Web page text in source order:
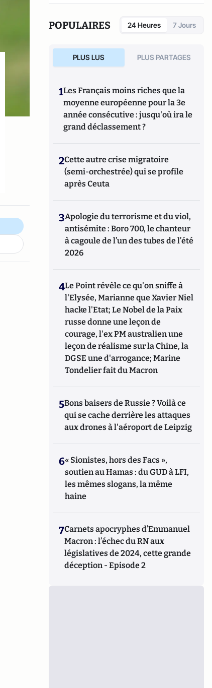
POPULAIRES 24 Heures 7 Jours
PLUS LUS PLUS PARTAGES
1Les Français moins riches que la
moyenne européenne pour la 3e
année consécutive : jusqu'où ira le
grand déclassement ?
2Cette autre crise migratoire
(semi-orchestrée) qui se profile
après Ceuta
3Apologie du terrorisme et du viol,
antisémite : Boro 700, le chanteur
à cagoule de l’un des tubes de l’été
2026
4Le Point révèle ce qu'on sniffe à
l'Elysée, Marianne que Xavier Niel
hacke l'Etat; Le Nobel de la Paix
russe donne une leçon de
courage, l'ex PM australien une
leçon de réalisme sur la Chine, la
DGSE une d'arrogance; Marine
Tondelier fait du Macron
5Bons baisers de Russie ? Voilà ce
qui se cache derrière les attaques
aux drones à l'aéroport de Leipzig
6« Sionistes, hors des Facs »,
soutien au Hamas : du GUD à LFI,
les mêmes slogans, la même
haine
7Carnets apocryphes d’Emmanuel
Macron : l’échec du RN aux
législatives de 2024, cette grande
déception - Episode 2